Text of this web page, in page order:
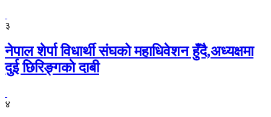
३
नेपाल शेर्पा विधार्थी संघको महाधिवेशन हुँदै,अध्यक्षमा
दुई छिरिङ्गकाे दाबी
४